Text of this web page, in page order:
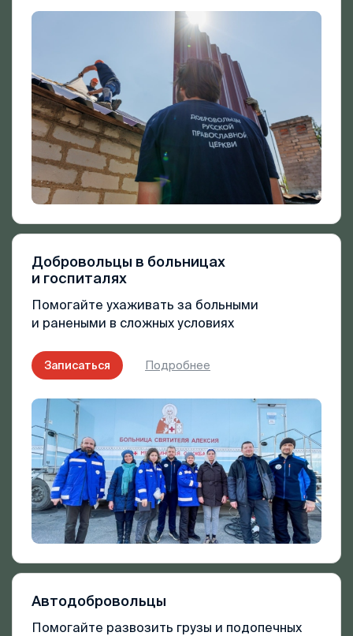
Добровольцы в больницах
и госпиталях
Помогайте ухаживать за больными
и ранеными в сложных условиях
Записаться Подробнее
Автодобровольцы
Помогайте развозить грузы и подопечных